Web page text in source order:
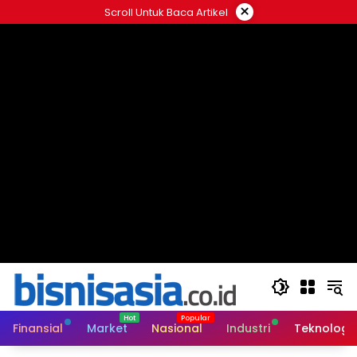
ke
Scroll Untuk Baca Artikel ×
Finansial Market Nasional Industri Teknologi